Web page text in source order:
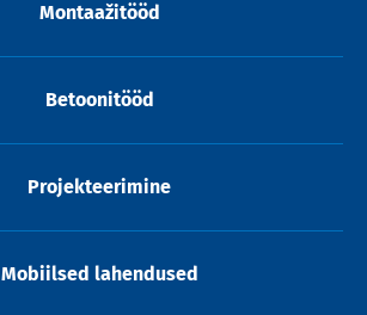
Montaažitööd
Betoonitööd
Projekteerimine
Mobiilsed lahendused